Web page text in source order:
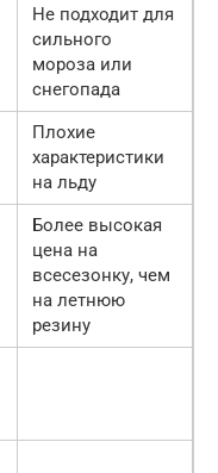
Не подходит для
сильного
мороза или
снегопада
Плохие
характеристики
на льду
Более высокая
цена на
всесезонку, чем
на летнюю
резину